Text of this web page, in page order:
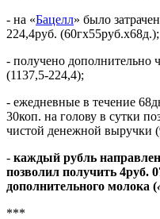
- на «Бацелл» было
224,4руб. (60гх55руб.х68д.);
- получено дополнительно
(1137,5-224,4);
- ежедневные в течение
30коп. на голову в сутки
чистой денежной выручки
- каждый рубль
позволил получить 4руб.
дополнительного молока (
***